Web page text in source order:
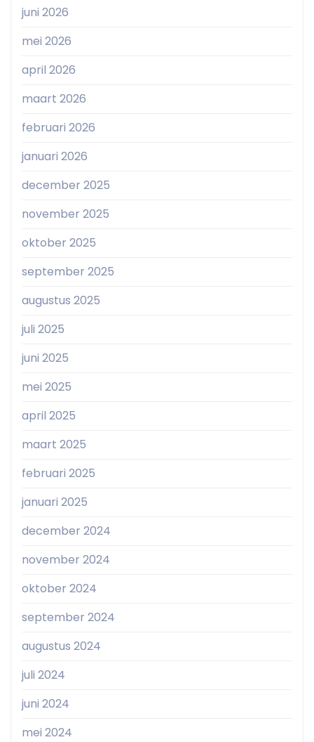
juni 2026
mei 2026
april 2026
maart 2026
februari 2026
januari 2026
december 2025
november 2025
oktober 2025
september 2025
augustus 2025
juli 2025
juni 2025
mei 2025
april 2025
maart 2025
februari 2025
januari 2025
december 2024
november 2024
oktober 2024
september 2024
augustus 2024
juli 2024
juni 2024
mei 2024